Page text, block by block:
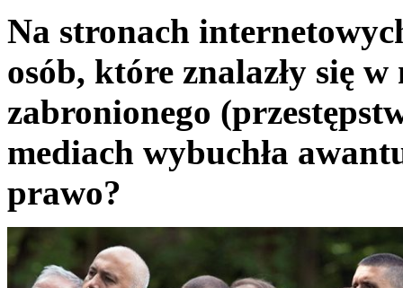
Na stronach
osób, które znalazły się
zabronionego
mediach wybuchła
prawo?